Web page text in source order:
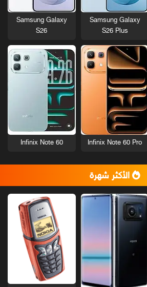
Samsung Galaxy
S26 Plus
Samsung Galaxy
S26
Infinix Note 60 Pro
Infinix Note 60
الأكثر شهرة